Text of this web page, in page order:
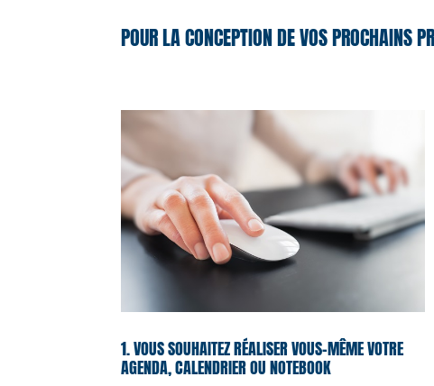
POUR LA CONCEPTION DE VOS
1. VOUS SOUHAITEZ RÉALISER VOUS-MÊME VOTRE
AGENDA, CALENDRIER OU NOTEBOOK